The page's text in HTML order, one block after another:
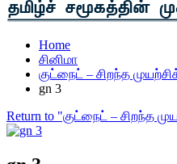
Home
சினிமா
குட்நைட் – சிறந்த
gn 3
Return to "குட்நைட் – சிறந்த